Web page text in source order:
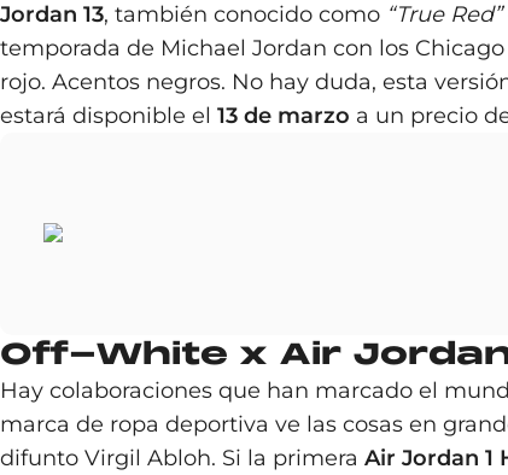
Jordan 13, también conocido como “True Red”
temporada de Michael Jordan con los
rojo. Acentos negros. No hay duda, esta
estará disponible el 13 de marzo a un precio
Off-White x Air Jordan
Hay colaboraciones que han marcado el
marca de ropa deportiva ve las cosas en
difunto Virgil Abloh. Si la primera Air Jordan 1